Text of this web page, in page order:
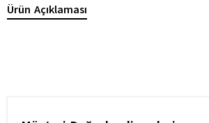
Ürün Açıklaması